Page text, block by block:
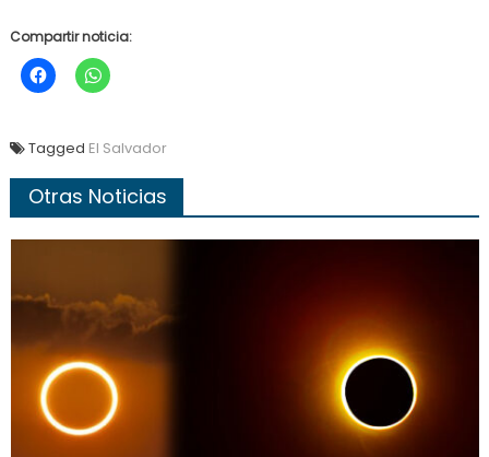
Compartir noticia:
Tagged El Salvador
Otras Noticias